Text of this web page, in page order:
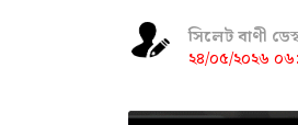
সিলেট বাণী
২৪/০৫/২০২৬